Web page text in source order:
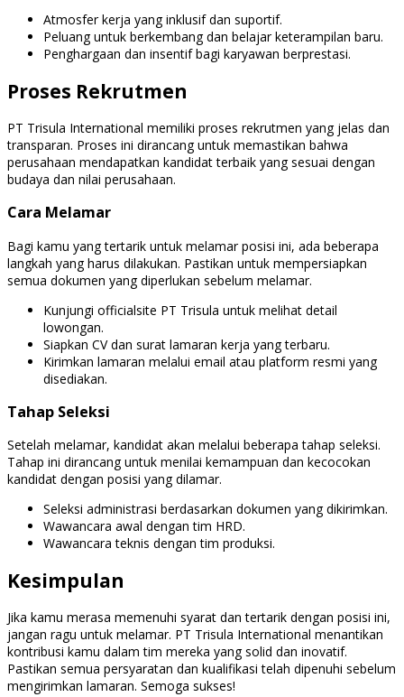
Atmosfer kerja yang inklusif dan suportif.
Peluang untuk berkembang dan belajar keterampilan baru.
Penghargaan dan insentif bagi karyawan berprestasi.
Proses Rekrutmen
PT Trisula International memiliki proses rekrutmen yang jelas dan
transparan. Proses ini dirancang untuk memastikan bahwa
perusahaan mendapatkan kandidat terbaik yang sesuai dengan
budaya dan nilai perusahaan.
Cara Melamar
Bagi kamu yang tertarik untuk melamar posisi ini, ada beberapa
langkah yang harus dilakukan. Pastikan untuk mempersiapkan
semua dokumen yang diperlukan sebelum melamar.
Kunjungi officialsite PT Trisula untuk melihat detail
lowongan.
Siapkan CV dan surat lamaran kerja yang terbaru.
Kirimkan lamaran melalui email atau platform resmi yang
disediakan.
Tahap Seleksi
Setelah melamar, kandidat akan melalui beberapa tahap seleksi.
Tahap ini dirancang untuk menilai kemampuan dan kecocokan
kandidat dengan posisi yang dilamar.
Seleksi administrasi berdasarkan dokumen yang dikirimkan.
Wawancara awal dengan tim HRD.
Wawancara teknis dengan tim produksi.
Kesimpulan
Jika kamu merasa memenuhi syarat dan tertarik dengan posisi ini,
jangan ragu untuk melamar. PT Trisula International menantikan
kontribusi kamu dalam tim mereka yang solid dan inovatif.
Pastikan semua persyaratan dan kualifikasi telah dipenuhi sebelum
mengirimkan lamaran. Semoga sukses!